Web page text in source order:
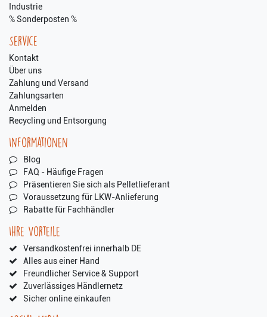
Industrie
% Sonderposten %
Service
Kontakt
Über uns
Zahlung und Versand
Zahlungsarten
Anmelden
Recycling und Entsorgung
Informationen
Blog
FAQ - Häufige Fragen
Präsentieren Sie sich als Pelletlieferant
Voraussetzung für LKW-Anlieferung
Rabatte für Fachhändler
Ihre Vorteile
Versandkostenfrei innerhalb DE
Alles aus einer Hand
Freundlicher Service & Support
Zuverlässiges Händlernetz
Sicher online einkaufen